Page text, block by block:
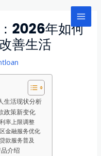
Main
2026年如何
善生活
生活现状分析
政策新变化
率上限调整
金融服务优化
款服务普及
介绍